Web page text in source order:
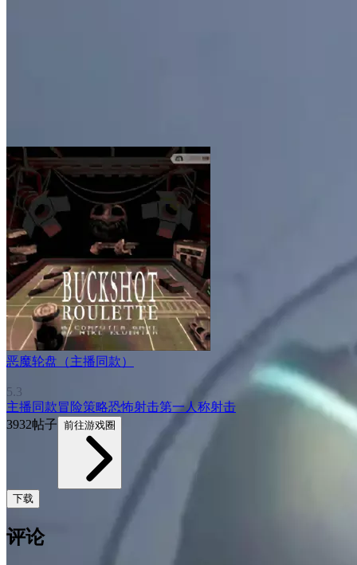
恶魔轮盘（主播同款）
5.3
主播同款冒险策略恐怖射击第一人称射击
3932帖子 前往游戏圈
下载
评论